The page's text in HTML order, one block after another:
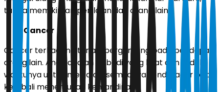
tanpa memikirkan penilaian dari orang lain.
Cancer
Cancer terkadang terlalu bergantung pada pendapat
orang lain. Anda adalah pribadi yang kuat dan sudah
waktunya untuk menjalani semuanya sendiri agar bisa
kembali menemukan kemandirian.